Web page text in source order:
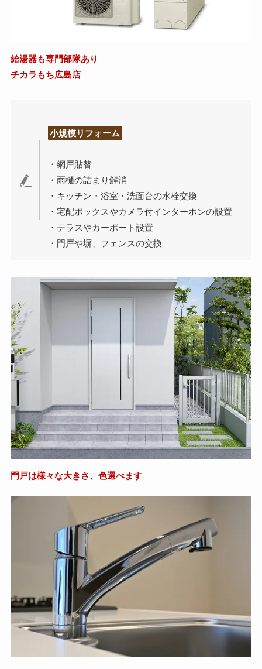
給湯器も専門部隊あり
チカラもち広島店
小規模リフォーム
・網戸貼替
・雨樋の詰まり解消
・キッチン・浴室・洗面台の水栓交換
・宅配ボックスやカメラ付インターホンの設置
・テラスやカーポート設置
・門戸や塀、フェンスの交換
門戸は様々な大きさ、色選べます